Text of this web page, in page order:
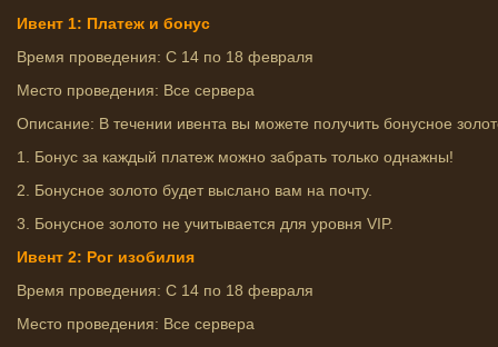
Ивент 1: Платеж и бонус
Время проведения: С 14 по 18 февраля
Место проведения: Все сервера
Описание: В течении ивента вы можете получить бонусное
1. Бонус за каждый платеж можно забрать только однажны!
2. Бонусное золото будет выслано вам на почту.
3. Бонусное золото не учитывается для уровня VIP.
Ивент 2: Рог изобилия
Время проведения: С 14 по 18 февраля
Место проведения: Все сервера